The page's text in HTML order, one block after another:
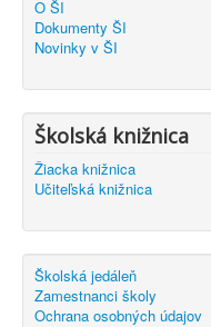
O ŠI
Dokumenty ŠI
Novinky v ŠI
Školská knižnica
Žiacka knižnica
Učiteľská knižnica
Školská jedáleň
Zamestnanci školy
Ochrana osobných údajov